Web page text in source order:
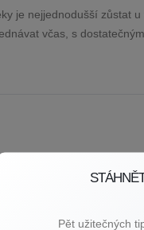
je nejjednodušší zůstat
včas, s
Pět užitečných